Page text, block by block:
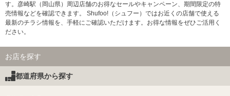
す。彦崎駅（岡山県）周辺店舗のお得なセールやキャンペーン、期間限定の特
売情報などを確認できます。 Shufoo!（シュフー）ではお近くの店舗で使える
最新のチラシ情報を、手軽にご確認いただけます。お得な情報をぜひご活用く
ださい。
お店を探す
都道府県から探す